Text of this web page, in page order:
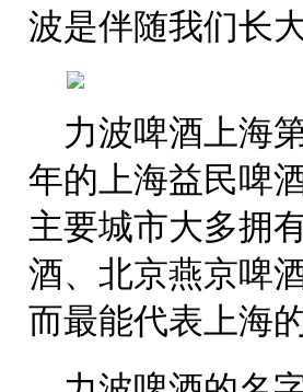
波是伴随我们长
力波啤酒上海
年的上海益民啤
主要城市大多拥
酒、北京燕京啤
而最能代表上海